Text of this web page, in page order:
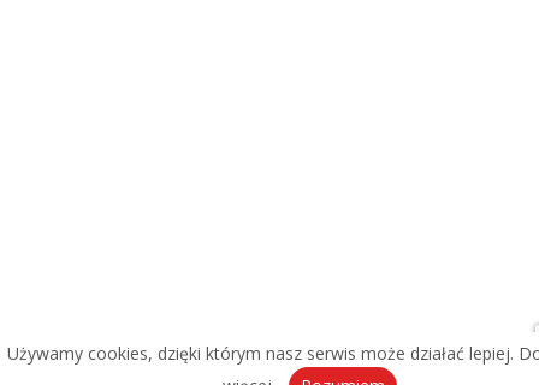
Używamy cookies, dzięki którym nasz serwis może działać lepiej.